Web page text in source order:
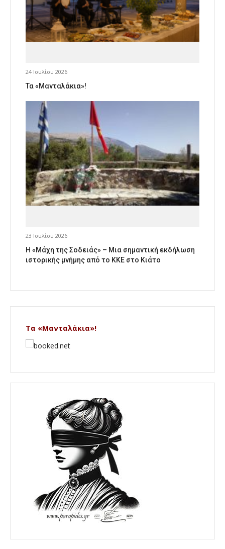
24 Ιουλίου 2026
Τα «Μανταλάκια»!
23 Ιουλίου 2026
Η «Μάχη της Σοδειάς» – Μια σημαντική εκδήλωση
ιστορικής μνήμης από το ΚΚΕ στο Κιάτο
Τα «Μανταλάκια»!